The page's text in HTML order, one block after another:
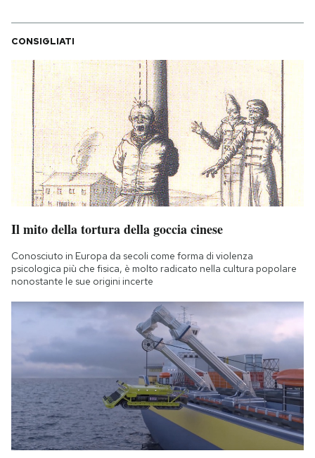
I MIEI PREFERITI
SHOP
CALENDARIO
AREA PERSONALE
Area Personale
Notifiche mobile
Regala il Post
Hai bisogno di aiuto?
Esci
CONSIGLIATI
Il mito della tortura della goccia cinese
Conosciuto in Europa da secoli come forma di violenza
psicologica più che fisica, è molto radicato nella cultura popolare
nonostante le sue origini incerte